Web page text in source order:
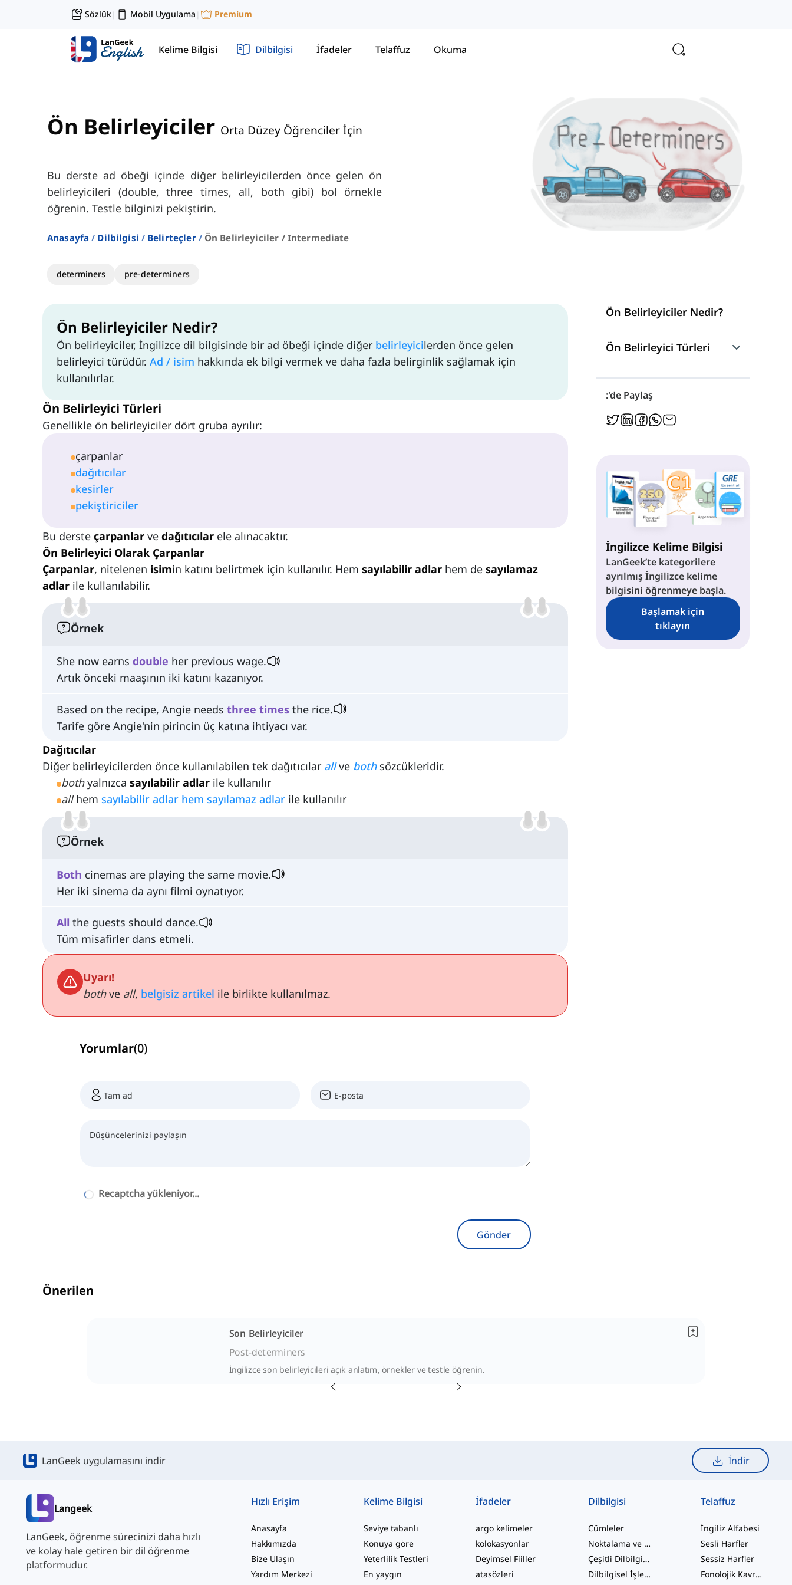
Sözlük| Mobil Uygulama | Premium
Kelime Bilgisi Dilbilgisi İfadeler Telaffuz Okuma
Ön Belirleyiciler Orta Düzey Öğrenciler İçin
Bu derste ad öbeği içinde diğer belirleyicilerden önce gelen ön
belirleyicileri (double, three times, all, both gibi) bol örnekle
öğrenin. Testle bilginizi pekiştirin.
Anasayfa Dilbilgisi Belirteçler Ön Belirleyiciler / Intermediate
determiners pre-determiners
Ön Belirleyiciler Nedir?
Ön belirleyiciler, İngilizce dil bilgisinde bir ad öbeği içinde diğer belirleyicilerden önce gelen
belirleyici türüdür. Ad / isim hakkında ek bilgi vermek ve daha fazla belirginlik sağlamak için
kullanılırlar.
Ön Belirleyici Türleri
Genellikle ön belirleyiciler dört gruba ayrılır:
çarpanlar
dağıtıcılar
kesirler
pekiştiriciler
Bu derste çarpanlar ve dağıtıcılar ele alınacaktır.
Ön Belirleyici Olarak Çarpanlar
Çarpanlar, nitelenen isimin katını belirtmek için kullanılır. Hem sayılabilir adlar hem de sayılamaz
adlar ile kullanılabilir.
Örnek
She now earns double her previous wage.
Artık önceki maaşının iki katını kazanıyor.
Based on the recipe, Angie needs three times the rice.
Tarife göre Angie'nin pirincin üç katına ihtiyacı var.
Dağıtıcılar
Diğer belirleyicilerden önce kullanılabilen tek dağıtıcılar allve bothsözcükleridir.
bothyalnızca sayılabilir adlar ile kullanılır
allhem sayılabilir adlar hem sayılamaz adlar ile kullanılır
Örnek
Both cinemas are playing the same movie.
Her iki sinema da aynı filmi oynatıyor.
All the guests should dance.
Tüm misafirler dans etmeli.
Uyarı!
bothve all, belgisiz artikel ile birlikte kullanılmaz.
Yorumlar(0)
Recaptcha yükleniyor...
Gönder
Ön Belirleyiciler Nedir?
Ön Belirleyici Türleri
Ön Belirleyici Olarak Çarpanlar
Dağıtıcılar
:'de Paylaş
İngilizce Kelime Bilgisi
LanGeek’te kategorilere
ayrılmış İngilizce kelime
bilgisini öğrenmeye başla.
Başlamak için
tıklayın
Önerilen
Son Belirleyiciler
Post-determiners
İngilizce son belirleyicileri açık anlatım, örnekler ve testle öğrenin.
LanGeek uygulamasını indir İndir
Langeek
LanGeek, öğrenme sürecinizi daha hızlı
ve kolay hale getiren bir dil öğrenme
platformudur.
Hızlı Erişim
Anasayfa
Hakkımızda
Bize Ulaşın
Yardım Merkezi
Kelime Bilgisi
Seviye tabanlı
Konuya göre
Yeterlilik Testleri
En yaygın
İfadeler
argo kelimeler
kolokasyonlar
Deyimsel Fiiller
atasözleri
Dilbilgisi
Cümleler
Noktalama ve Yazım
Çeşitli Dilbilgisi Konuları
Dilbilgisel İşlevler
Telaffuz
İngiliz Alfabesi
Sesli Harfler
Sessiz Harfler
Fonolojik Kavramlar